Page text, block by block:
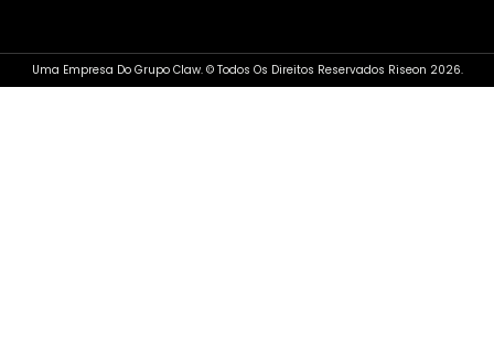
Uma Empresa Do Grupo Claw. © Todos Os Direitos Reservados Riseon 2026.